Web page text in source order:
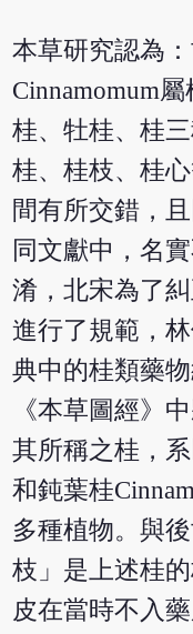
本草研究認為
Cinnamomum
桂、牡桂、桂
桂、桂枝、桂
間有所交錯，
同文獻中，名
淆，北宋為了
進行了規範，
典中的桂類藥
《本草圖經》
其所稱之桂，系
和鈍葉桂
多種植物。與
枝」是上述桂
皮在當時不入